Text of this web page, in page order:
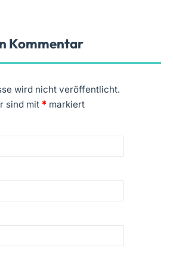
Kommentar
wird nicht veröffentlicht.
sind mit * markiert